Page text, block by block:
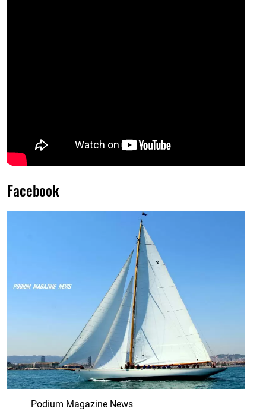
Facebook
Podium Magazine News